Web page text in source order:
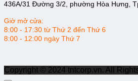
436A/31 Đường 3/2, phường Hòa Hưng,
Giờ mở cửa:
8:00 - 17:30 từ Thứ 2 đến Thứ 6
8:00 - 12:00 ngày Thứ 7
Copyright © 2024 tntcorp.vn. All